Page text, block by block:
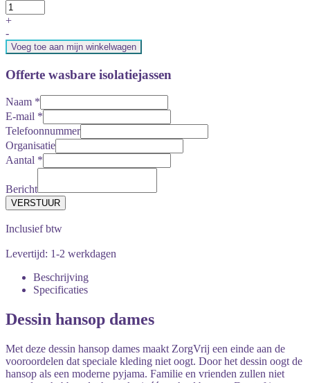
+
-
Voeg toe aan mijn winkelwagen
Offerte wasbare isolatiejassen
Naam *
E-mail *
Telefoonnummer
Organisatie
Aantal *
Bericht
Inclusief btw
Levertijd: 1-2 werkdagen
Beschrijving
Specificaties
Dessin hansop dames
Met deze dessin hansop dames maakt ZorgVrij een einde aan de
vooroordelen dat speciale kleding niet oogt. Door het dessin oogt de
hansop als een moderne pyjama. Familie en vrienden zullen niet